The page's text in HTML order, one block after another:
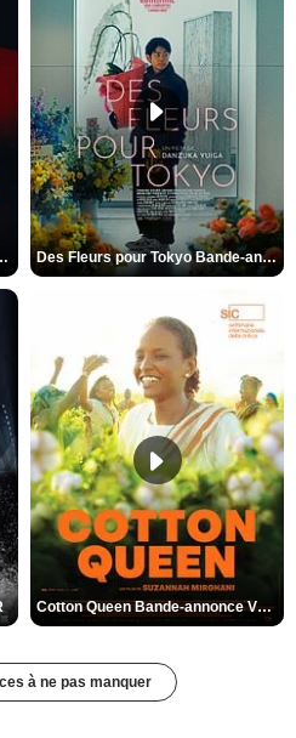
annonce VO STFR Des Fleurs pour Tokyo Bande-annonce VO STFR
Cotton Queen Bande-annonce VO STFR
à ne pas manquer